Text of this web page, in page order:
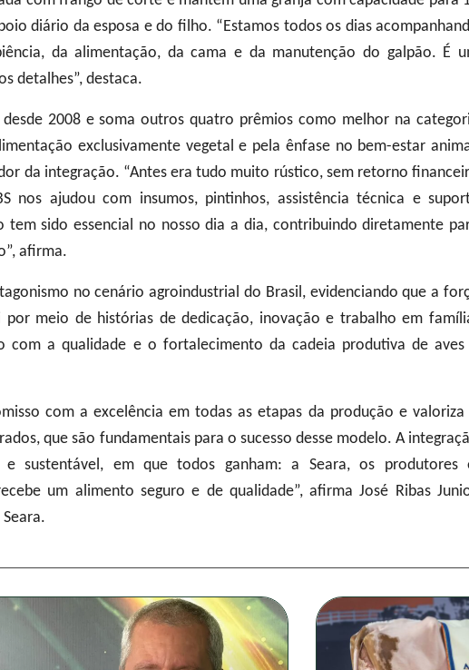
diário da esposa e do filho. “Estamos todos os dias
da alimentação, da cama e da manutenção do galpão. É
detalhes”, destaca.
2008 e soma outros quatro prêmios como melhor na
exclusivamente vegetal e pela ênfase no bem-estar
da integração. “Antes era tudo muito rústico, sem retorno
nos ajudou com insumos, pintinhos, assistência técnica e
tem sido essencial no nosso dia a dia, contribuindo diretamente
afirma.
no cenário agroindustrial do Brasil, evidenciando que a
meio de histórias de dedicação, inovação e trabalho em
com a qualidade e o fortalecimento da cadeia produtiva de aves
com a excelência em todas as etapas da produção e valoriza
que são fundamentais para o sucesso desse modelo. A
sustentável, em que todos ganham: a Seara, os produtores
um alimento seguro e de qualidade”, afirma José Ribas